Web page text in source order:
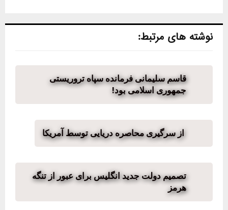
نوشته های مرتبط:
قاسم سلیمانی فرمانده سپاه تروریستی
جمهوری اسلامی بود!
از سرگیری محاصره دریایی توسط آمریکا
تصمیم دولت جدید انگلیس برای عبور از تنگه
هرمز